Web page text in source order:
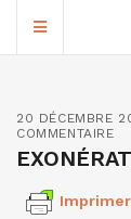
20 DÉCEMBRE
COMMENTAIRE